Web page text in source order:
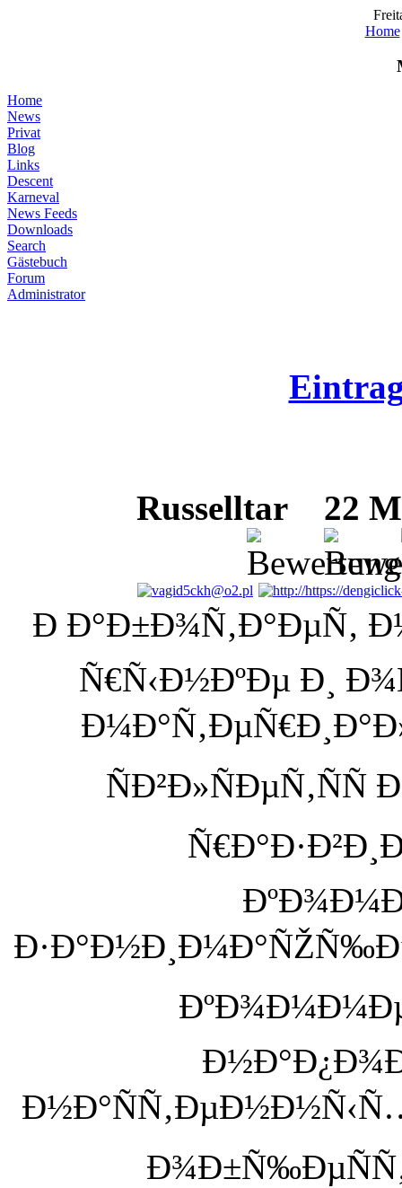
Home
Home
News
Privat
Blog
Links
Descent
Karneval
News Feeds
Downloads
Search
Gästebuch
Forum
Administrator
Russelltar 22
Ð Ð°Ð±Ð¾Ñ‚Ð°ÐµÑ‚
Ñ€Ñ‹Ð½ÐºÐµ Ð¸